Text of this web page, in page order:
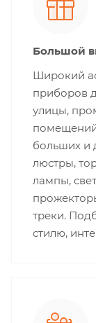
Большой
Широкий
приборов
улицы,
больших и
люстры,
лампы,
треки.
стилю,